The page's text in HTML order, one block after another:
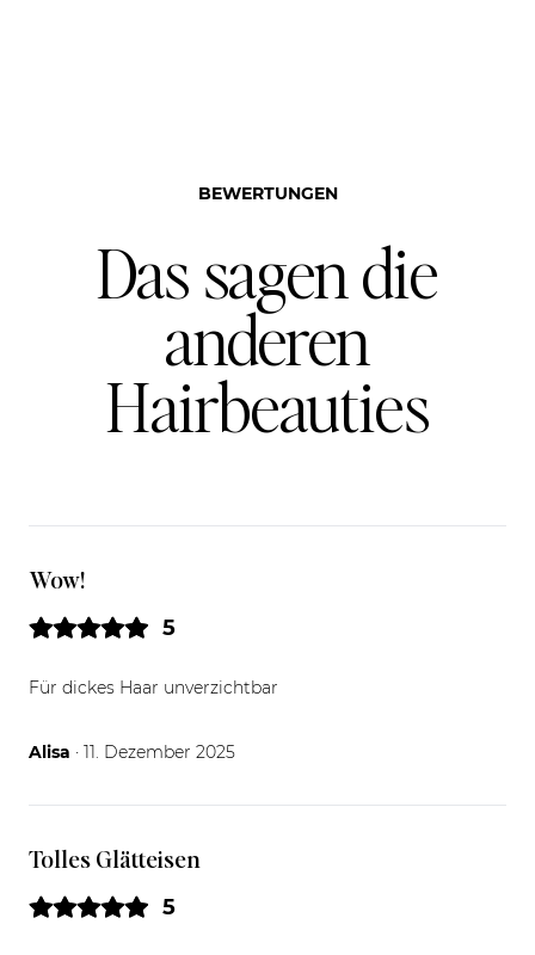
BEWERTUNGEN
Das sagen die
anderen
Hairbeauties
Wow!
5
Für dickes Haar unverzichtbar
Alisa 11.12.25
· 11. Dezember 2025
Tolles Glätteisen
5